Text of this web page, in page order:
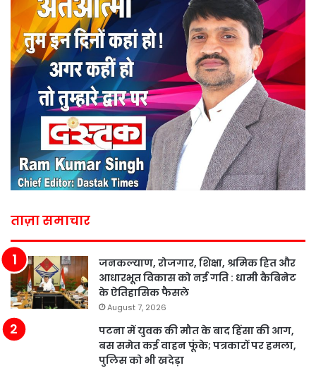
ताज़ा समाचार
जनकल्याण, रोजगार, शिक्षा, श्रमिक हित और
आधारभूत विकास को नई गति : धामी कैबिनेट
के ऐतिहासिक फैसले
August 7, 2026
पटना में युवक की मौत के बाद हिंसा की आग,
बस समेत कई वाहन फूंके; पत्रकारों पर हमला,
पुलिस को भी खदेड़ा